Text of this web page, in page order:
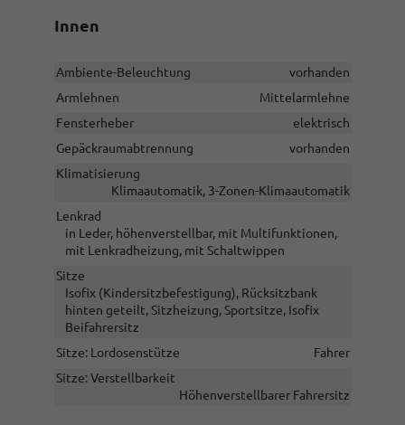
Innen
Ambiente-Beleuchtung
vorhanden
Armlehnen
Mittelarmlehne
Fensterheber
elektrisch
Gepäckraumabtrennung
vorhanden
Klimatisierung
Klimaautomatik, 3-Zonen-Klimaautomatik
Lenkrad
in Leder, höhenverstellbar, mit Multifunktionen,
mit Lenkradheizung, mit Schaltwippen
Sitze
Isofix (Kindersitzbefestigung), Rücksitzbank
hinten geteilt, Sitzheizung, Sportsitze, Isofix
Beifahrersitz
Sitze: Lordosenstütze
Fahrer
Sitze: Verstellbarkeit
Höhenverstellbarer Fahrersitz